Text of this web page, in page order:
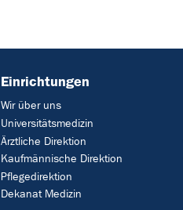
Einrichtungen
Wir über uns
Universitätsmedizin
Ärztliche Direktion
Kaufmännische Direktion
Pflegedirektion
Dekanat Medizin